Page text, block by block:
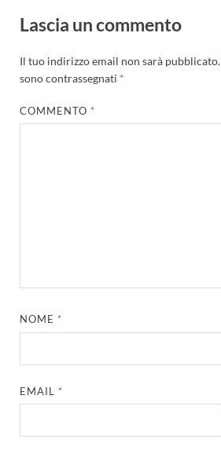
Lascia un commento
Il tuo indirizzo email non sarà pubblicato.
sono contrassegnati *
COMMENTO *
NOME *
EMAIL *